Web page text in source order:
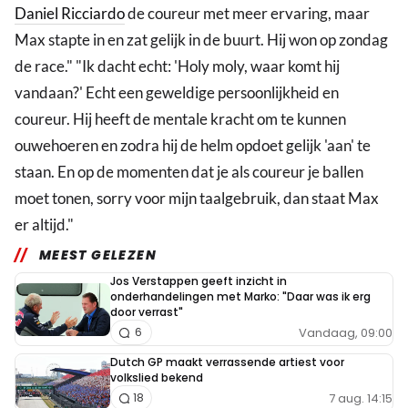
Daniel Ricciardode coureur met meer ervaring, maar
Max stapte in en zat gelijk in de buurt. Hij won op zondag
de race." "Ik dacht echt: 'Holy moly, waar komt hij
vandaan?' Echt een geweldige persoonlijkheid en
coureur. Hij heeft de mentale kracht om te kunnen
ouwehoeren en zodra hij de helm opdoet gelijk 'aan' te
staan. En op de momenten dat je als coureur je ballen
moet tonen, sorry voor mijn taalgebruik, dan staat Max
er altijd."
MEEST GELEZEN
Jos Verstappen geeft inzicht in
onderhandelingen met Marko: "Daar was ik erg
door verrast"
Vandaag, 09:00
6
Dutch GP maakt verrassende artiest voor
volkslied bekend
7 aug. 14:15
18